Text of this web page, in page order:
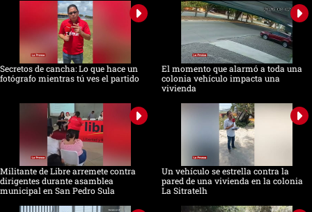
Secretos de cancha: Lo que hace un
fotógrafo mientras tú ves el partido
El momento que alarmó a toda una
colonia vehículo impacta una
vivienda
Militante de Libre arremete contra
dirigentes durante asamblea
municipal en San Pedro Sula
Un vehículo se estrella contra la
pared de una vivienda en la colonia
La Sitratelh